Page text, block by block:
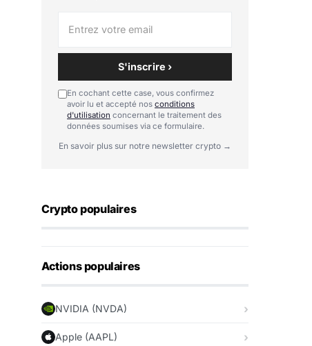
S'inscrire ›
En cochant cette case, vous confirmez
avoir lu et accepté nos conditions
d'utilisation concernant le traitement des
données soumises via ce formulaire.
En savoir plus sur notre newsletter crypto →
Crypto populaires
Actions populaires
NVIDIA (NVDA)
Apple (AAPL)